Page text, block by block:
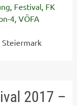
, Festival, FK
4, VÖFA
2017 –